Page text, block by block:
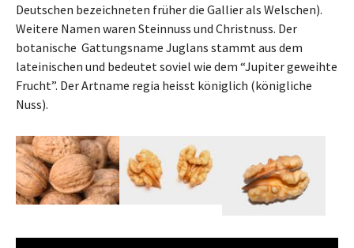
Deutschen bezeichneten früher die Gallier als Welschen).
Weitere Namen waren Steinnuss und Christnuss. Der
botanische Gattungsname Juglans stammt aus dem
lateinischen und bedeutet soviel wie dem “Jupiter geweihte
Frucht”. Der Artname regia heisst königlich (königliche
Nuss).